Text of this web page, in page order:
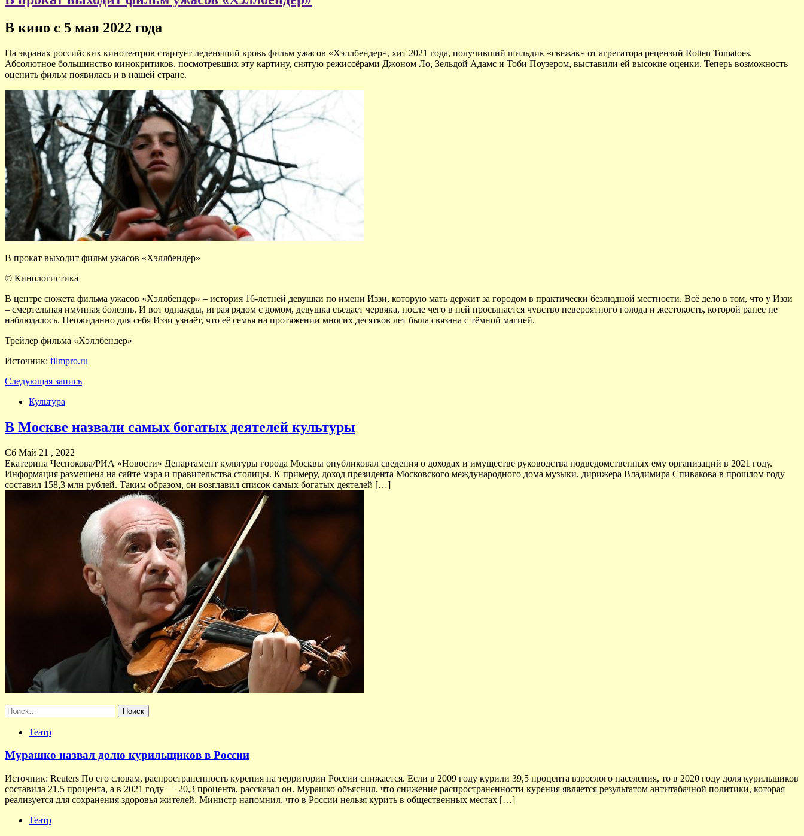
В кино с 5 мая 2022 года
На экранах российских кинотеатров стартует леденящий кровь фильм ужасов «Хэллбендер», хит 2021 года, получивший шильдик «свежак» от агрегатора рецензий Rotten Tomatoes.
Абсолютное большинство кинокритиков, посмотревших эту картину, снятую режиссёрами Джоном Ло, Зельдой Адамс и Тоби Поузером, выставили ей высокие оценки. Теперь возможность
оценить фильм появилась и в нашей стране.
В прокат выходит фильм ужасов «Хэллбендер»
© Кинологистика
В центре сюжета фильма ужасов «Хэллбендер» – история 16-летней девушки по имени Иззи, которую мать держит за городом в практически безлюдной местности. Всё дело в том, что у Иззи
– смертельная имунная болезнь. И вот однажды, играя рядом с домом, девушка съедает червяка, после чего в ней просыпается чувство невероятного голода и жестокость, которой ранее не
наблюдалось. Неожиданно для себя Иззи узнаёт, что её семья на протяжении многих десятков лет была связана с тёмной магией.
Трейлер фильма «Хэллбендер»
Источник: filmpro.ru
Следующая запись
Культура
В Москве назвали самых богатых деятелей культуры
Сб Май 21 , 2022
Екатерина Чеснокова/РИА «Новости» Департамент культуры города Москвы опубликовал сведения о доходах и имуществе руководства подведомственных ему организаций в 2021 году.
Информация размещена на сайте мэра и правительства столицы. К примеру, доход президента Московского международного дома музыки, дирижера Владимира Спивакова в прошлом году
составил 158,3 млн рублей. Таким образом, он возглавил список самых богатых деятелей […]
Найти:
Театр
Мурашко назвал долю курильщиков в России
Источник: Reuters По его словам, распространенность курения на территории России снижается. Если в 2009 году курили 39,5 процента взрослого населения, то в 2020 году доля курильщиков
составила 21,5 процента, а в 2021 году — 20,3 процента, рассказал он. Мурашко объяснил, что снижение распространенности курения является результатом антитабачной политики, которая
реализуется для сохранения здоровья жителей. Министр напомнил, что в России нельзя курить в общественных местах […]
Театр